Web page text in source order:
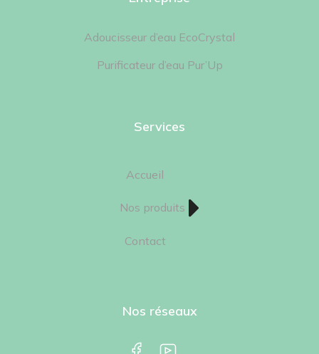
Adoucisseur d’eau EcoCrystal
Purificateur d’eau Pur’Up
Services
Accueil
Nos produits
Contact
Nos réseaux